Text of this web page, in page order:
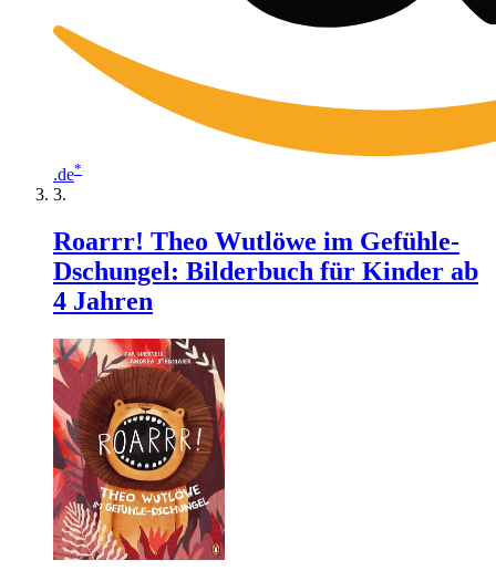
.de*
Roarrr! Theo Wutlöwe im Gefühle-
Dschungel: Bilderbuch für Kinder ab
4 Jahren